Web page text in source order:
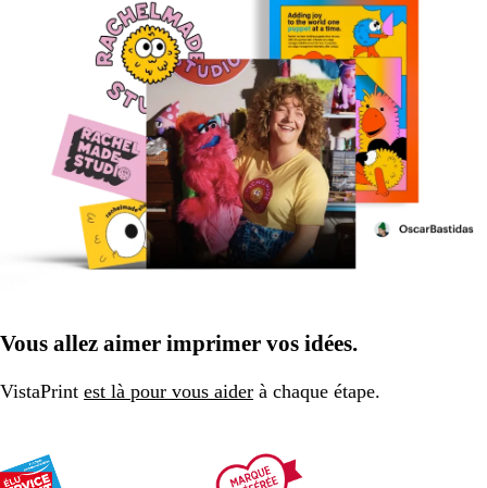
Vous allez aimer imprimer vos idées.
VistaPrint est là pour vous aider à chaque étape.